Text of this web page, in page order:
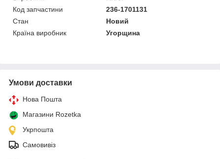
Код запчастини
236-1701131
Стан
Новий
Країна виробник
Угорщина
Умови доставки
Нова Пошта
Магазини Rozetka
Укрпошта
Самовивіз